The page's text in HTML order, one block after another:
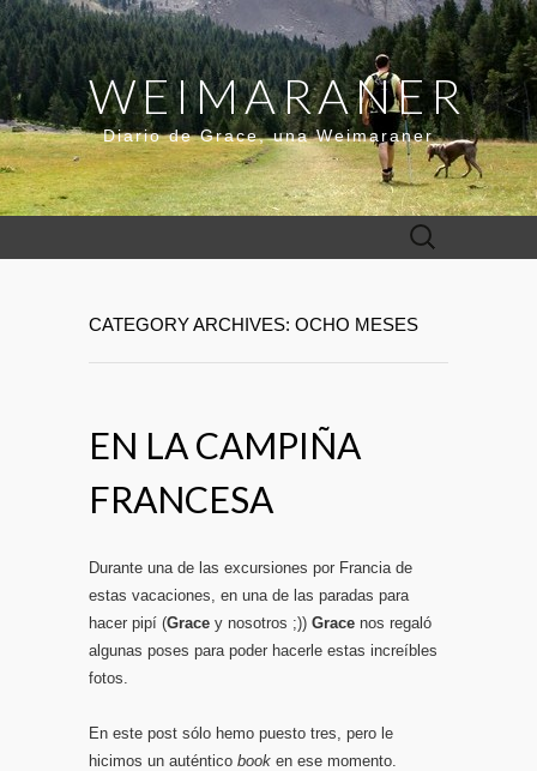
WEIMARANER
Diario de Grace, una Weimaraner
Buscar:
CATEGORY ARCHIVES: OCHO MESES
EN LA CAMPIÑA
FRANCESA
Durante una de las excursiones por Francia de
estas vacaciones, en una de las paradas para
hacer pipí (Grace y nosotros ;)) Grace nos regaló
algunas poses para poder hacerle estas increíbles
fotos.
En este post sólo hemo puesto tres, pero le
hicimos un auténtico book en ese momento.